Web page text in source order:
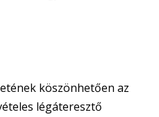
köszönhetően az
légáteresztő